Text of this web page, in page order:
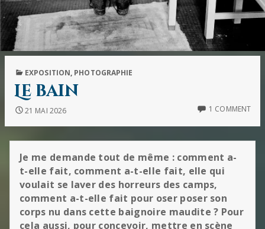
PUBLISHED
EXPOSITION, PHOTOGRAPHIE
Le bain
21 MAI 2026 1 COMMENT
Je me demande tout de même : comment a-
t-elle fait, comment a-t-elle fait, elle qui
voulait se laver des horreurs des camps,
comment a-t-elle fait pour oser poser son
corps nu dans cette baignoire maudite ? Pour
cela aussi, pour concevoir, mettre en scène